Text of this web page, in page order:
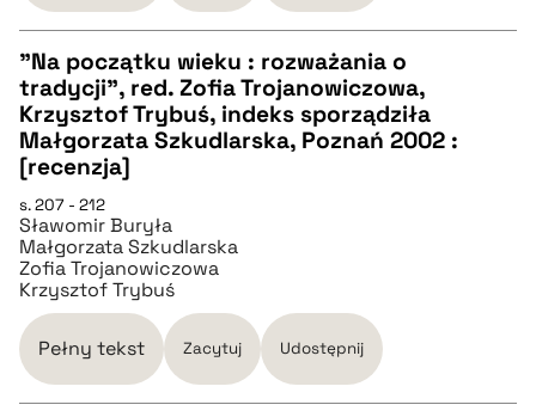
pobierz cytat
CZYSTY TEKST
pobierz cytat
BIBTEX
pobierz cytat
"Na początku wieku : rozważania o
tradycji", red. Zofia Trojanowiczowa,
Krzysztof Trybuś, indeks sporządziła
Małgorzata Szkudlarska, Poznań 2002 :
[recenzja]
s. 207 - 212
Sławomir Buryła
Małgorzata Szkudlarska
Zofia Trojanowiczowa
Krzysztof Trybuś
Pełny tekst Zacytuj Udostępnij